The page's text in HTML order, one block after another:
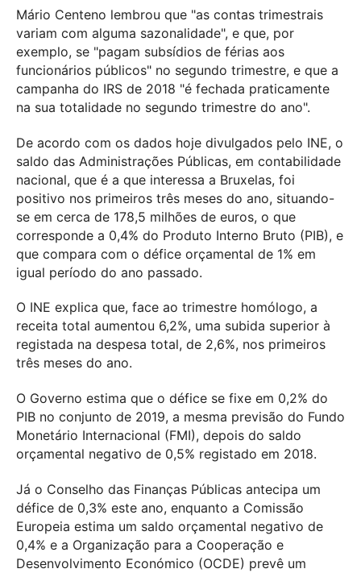
Mário Centeno lembrou que "as contas trimestrais
variam com alguma sazonalidade", e que, por
exemplo, se "pagam subsídios de férias aos
funcionários públicos" no segundo trimestre, e que a
campanha do IRS de 2018 "é fechada praticamente
na sua totalidade no segundo trimestre do ano".
De acordo com os dados hoje divulgados pelo INE, o
saldo das Administrações Públicas, em contabilidade
nacional, que é a que interessa a Bruxelas, foi
positivo nos primeiros três meses do ano, situando-
se em cerca de 178,5 milhões de euros, o que
corresponde a 0,4% do Produto Interno Bruto (PIB), e
que compara com o défice orçamental de 1% em
igual período do ano passado.
O INE explica que, face ao trimestre homólogo, a
receita total aumentou 6,2%, uma subida superior à
registada na despesa total, de 2,6%, nos primeiros
três meses do ano.
O Governo estima que o défice se fixe em 0,2% do
PIB no conjunto de 2019, a mesma previsão do Fundo
Monetário Internacional (FMI), depois do saldo
orçamental negativo de 0,5% registado em 2018.
Já o Conselho das Finanças Públicas antecipa um
défice de 0,3% este ano, enquanto a Comissão
Europeia estima um saldo orçamental negativo de
0,4% e a Organização para a Cooperação e
Desenvolvimento Económico (OCDE) prevê um